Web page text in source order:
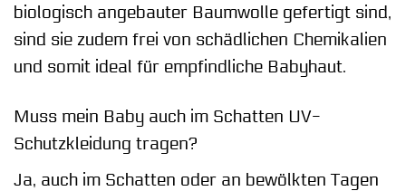
biologisch angebauter Baumwolle gefertigt sind,
sind sie zudem frei von schädlichen Chemikalien
und somit ideal für empfindliche Babyhaut.
Muss mein Baby auch im Schatten UV-
Schutzkleidung tragen?
Ja, auch im Schatten oder an bewölkten Tagen